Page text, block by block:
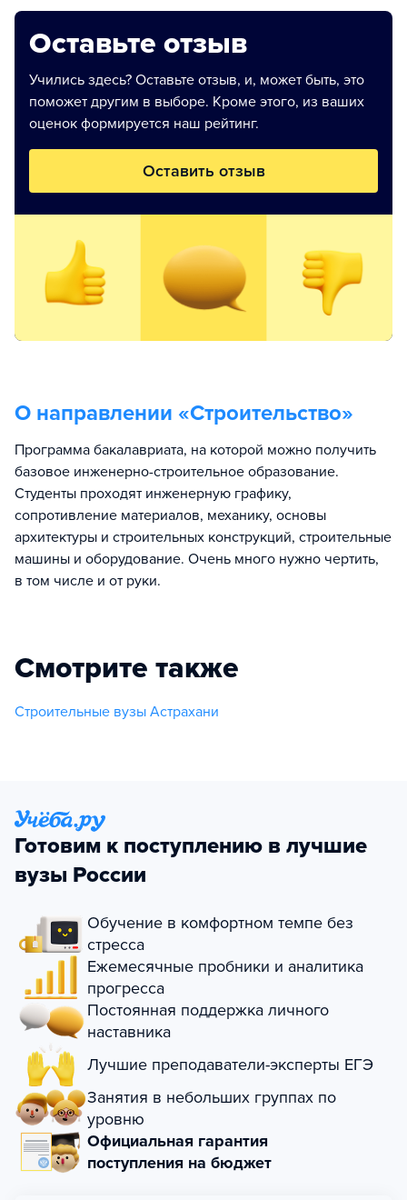
Оставьте отзыв
Учились здесь? Оставьте отзыв, и, может быть, это
поможет другим в выборе. Кроме этого, из ваших
оценок формируется наш рейтинг.
Оставить отзыв
О направлении «Строительство»
Программа бакалавриата, на которой можно получить
базовое инженерно-строительное образование.
Студенты проходят инженерную графику,
сопротивление материалов, механику, основы
архитектуры и строительных конструкций, строительные
машины и оборудование. Очень много нужно чертить,
в том числе и от руки.
Смотрите также
Строительные вузы Астрахани
Готовим к поступлению в лучшие
вузы России
Обучение в комфортном темпе без
стресса
Ежемесячные пробники и аналитика
прогресса
Постоянная поддержка личного
наставника
Лучшие преподаватели-эксперты ЕГЭ
Занятия в небольших группах по
уровню
Официальная гарантия
поступления на бюджет